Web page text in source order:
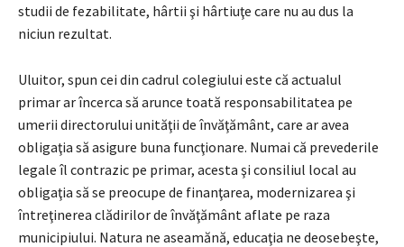
studii de fezabilitate, hârtii şi hârtiuţe care nu au dus la
niciun rezultat.
Uluitor, spun cei din cadrul colegiului este că actualul
primar ar încerca să arunce toată responsabilitatea pe
umerii directorului unităţii de învăţământ, care ar avea
obligaţia să asigure buna funcţionare. Numai că prevederile
legale îl contrazic pe primar, acesta şi consiliul local au
obligaţia să se preocupe de finanţarea, modernizarea şi
întreţinerea clădirilor de învăţământ aflate pe raza
municipiului. Natura ne aseamănă, educaţia ne deosebeşte,